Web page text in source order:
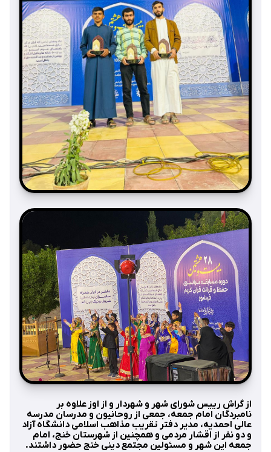
از گراش رییس شورای شهر و شهردار و از اوز علاوه بر
نامبردگان امام جمعه، جمعی از روحانیون و مدرسان مدرسه
عالی احمدیه، مدیر دفتر تقریب مذاهب اسلامی دانشگاه آزاد
و دو نفر از اقشار مردمی و همچنین از شهرستان خنج، امام
جمعه این شهر و مسئولین مجتمع دینی خنج حضور داشتند.